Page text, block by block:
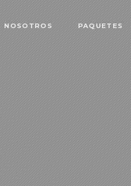
NOSOTROS PAQUETES